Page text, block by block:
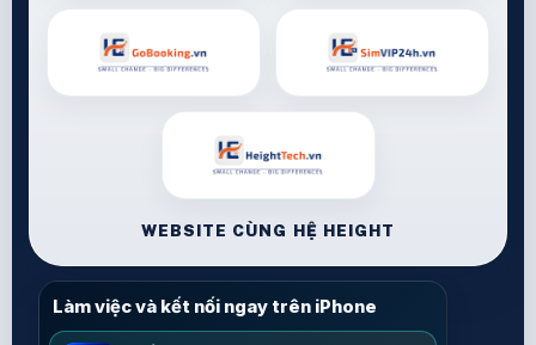
WEBSITE CÙNG HỆ HEIGHT
Làm việc và kết nối ngay trên iPhone